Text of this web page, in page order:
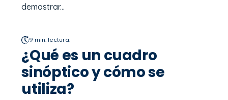
demostrar...
9 min. lectura.
¿Qué es un cuadro
sinóptico y cómo se
utiliza?